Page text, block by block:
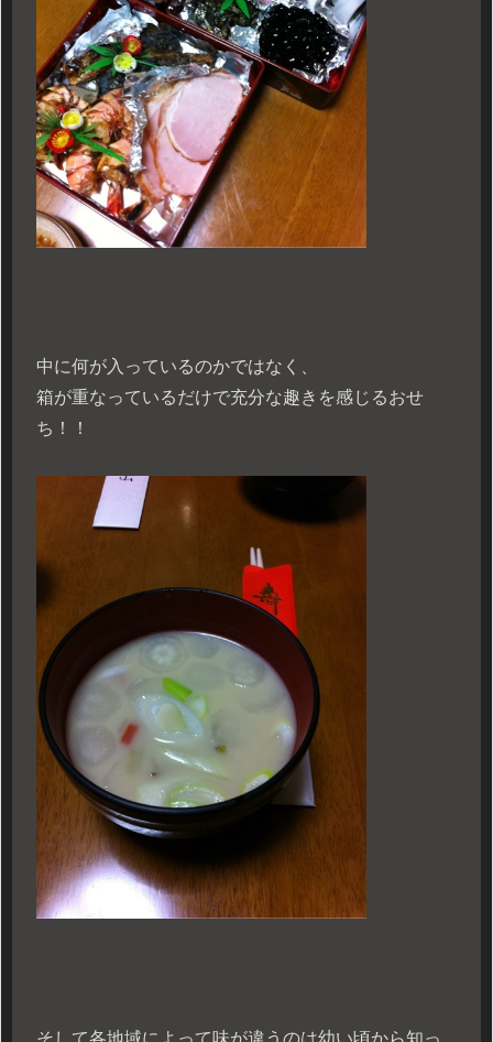
中に何が入っているのかではなく、
箱が重なっているだけで充分な趣きを感じるおせ
ち！！
そして各地域によって味が違うのは幼い頃から知っ